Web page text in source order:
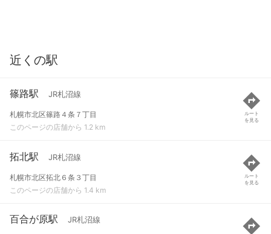
近くの駅
篠路駅 JR札沼線
札幌市北区篠路４条７丁目
このページの店舗から 1.2 km
ルート
を見る
拓北駅 JR札沼線
札幌市北区拓北６条３丁目
このページの店舗から 1.4 km
ルート
を見る
百合が原駅 JR札沼線